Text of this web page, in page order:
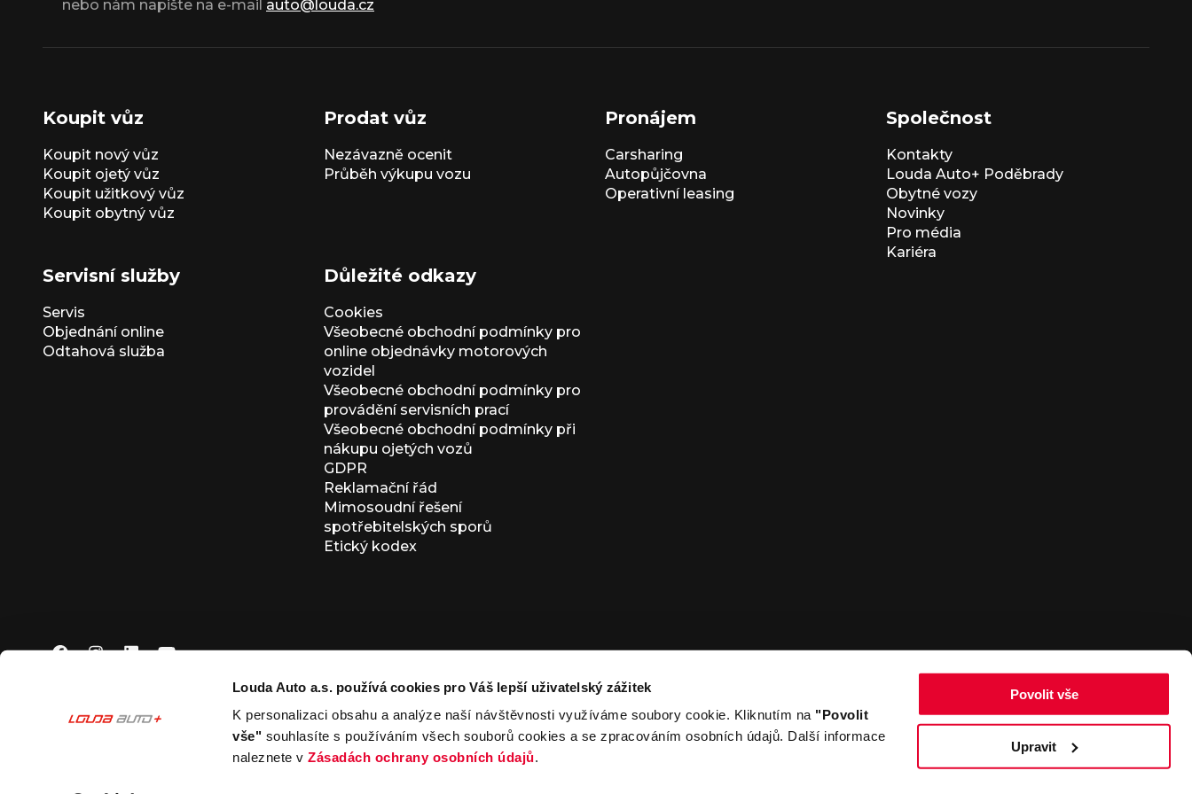
Louda Auto a.s. používá cookies pro Váš lepší uživatelský zážitek
K personalizaci obsahu a analýze naší návštěvnosti využíváme soubory cookie. Kliknutím na "Povolit
vše" souhlasíte s používáním všech souborů cookies a se zpracováním osobních údajů. Další informace
naleznete vZásadách ochrany osobních údajů.
Povolit vše
Upravit
nebo nám napište na e-mail auto@louda.cz
Koupit vůz
Koupit nový vůz
Koupit ojetý vůz
Koupit užitkový vůz
Koupit obytný vůz
Prodat vůz
Nezávazně ocenit
Průběh výkupu vozu
Pronájem
Carsharing
Autopůjčovna
Operativní leasing
Společnost
Kontakty
Louda Auto+ Poděbrady
Obytné vozy
Novinky
Pro média
Kariéra
Servisní služby
Servis
Objednání online
Odtahová služba
Důležité odkazy
Cookies
Všeobecné obchodní podmínky pro
online objednávky motorových
vozidel
Všeobecné obchodní podmínky pro
provádění servisních prací
Všeobecné obchodní podmínky při
nákupu ojetých vozů
GDPR
Reklamační řád
Mimosoudní řešení
spotřebitelských sporů
Etický kodex
© 2026 Louda Auto a.s. Všechna práva vyhrazena
Zpět nahoru
This site is protected by reCAPTCHA and the Google
Privacy Policy and Terms of Service